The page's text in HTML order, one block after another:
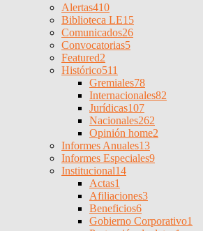
Alertas410
Biblioteca LE15
Comunicados26
Convocatorias5
Featured2
Histórico511
Gremiales78
Internacionales82
Jurídicas107
Nacionales262
Opinión home2
Informes Anuales13
Informes Especiales9
Institucional14
Actas1
Afiliaciones3
Beneficios6
Gobierno Corporativo1